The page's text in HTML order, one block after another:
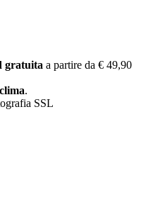
gratuita a partire da € 49,90
.
SSL